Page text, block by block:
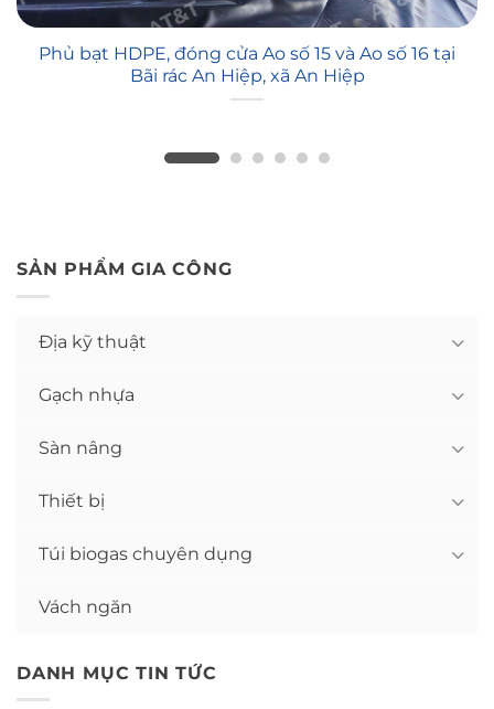
Phủ bạt HDPE, đóng cửa Ao số 15 và Ao số 16 tại
Bãi rác An Hiệp, xã An Hiệp
SẢN PHẨM GIA CÔNG
Địa kỹ thuật
Gạch nhựa
Sàn nâng
Thiết bị
Túi biogas chuyên dụng
Vách ngăn
DANH MỤC TIN TỨC